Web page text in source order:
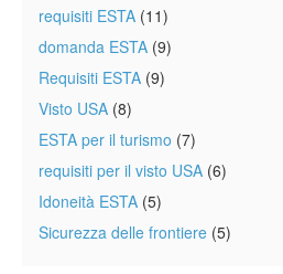
requisiti ESTA (11)
domanda ESTA (9)
Requisiti ESTA (9)
Visto USA (8)
ESTA per il turismo (7)
requisiti per il visto USA (6)
Idoneità ESTA (5)
Sicurezza delle frontiere (5)